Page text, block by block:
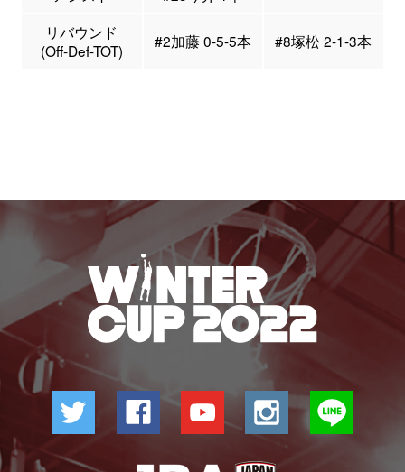
リバウンド
(Off-Def-TOT)
#2加藤 0-5-5本 #8塚松 2-1-3本